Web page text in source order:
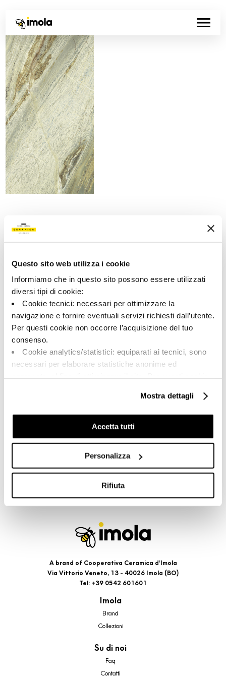
Questo sito web utilizza i cookie
Informiamo che in questo sito possono essere utilizzati
diversi tipi di cookie:
Cookie tecnici: necessari per ottimizzare la
navigazione e fornire eventuali servizi richiesti dall’utente.
Per questi cookie non occorre l’acquisizione del tuo
consenso.
Cookie analytics/statistici: equiparati ai tecnici, sono
necessari per elaborare statistiche anonime ed
Cookie di profilazione/marketing: sono utilizzati, solo
previo tuo consenso, per esaminare le tue abitudini di
navigazione e mostrarti quindi avvisi pubblicitari mirati, in
linea con le tue preferenze.
cookie di profilazione, selezionando uno dei bottoni sotto
riportati. Puoi avere maggiori dettagli visionando
l’Informativa estesa cookie. La chiusura del presente
banner comporterà il permanere dei soli cookie tecnici ed
comunque modificare le tue scelte in qualsiasi momento,
accedendo al link presente nel footer.
Mostra dettagli
Accetta tutti
Personalizza
Rifiuta
175660 | IRI GR6 12 RM
Collezione
00715
Verde
Tipologia:
Fondo
Formato:
naturale
Aspetto superficiale:
opaco
Stonalizzazione:
Share:
A brand of Cooperativa Ceramica d’Imola
Via Vittorio Veneto, 13 - 40026 Imola (BO)
Tel: +39 0542 601601
Imola
Brand
Collezioni
Su di noi
Faq
Contatti